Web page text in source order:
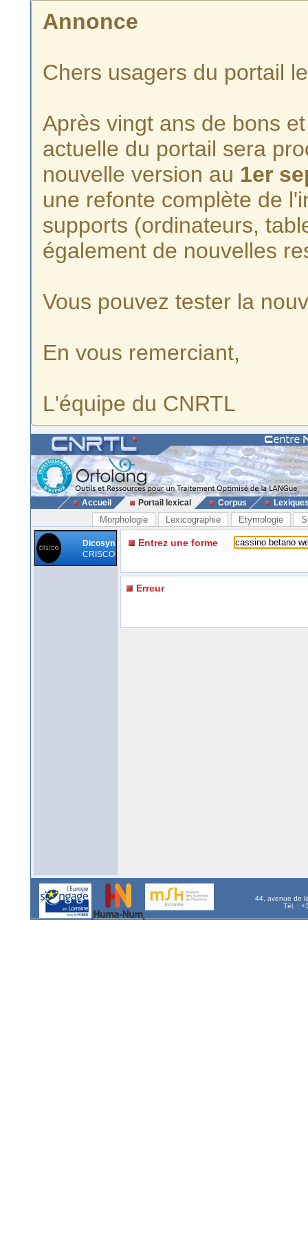
Annonce
Chers usagers du portail
Après vingt ans de bons
actuelle du portail sera
nouvelle version au 1er
une refonte complète de
supports (ordinateurs,
également de nouvelles
Vous pouvez tester la
En vous remerciant,
L'équipe du CNRTL
Accueil Portail lexical Corpus
Morphologie Lexicographie Etymologie
Dicosyn
CRISCO
Entrez une forme
Erreur
44, avenue de
Tél. :